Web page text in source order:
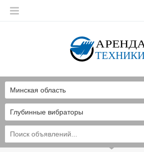
Глубинные вибраторы
Минская область